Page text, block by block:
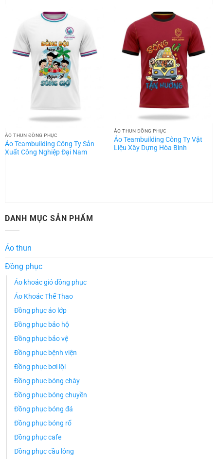
ÁO THUN ĐỒNG PHỤC
Áo Teambuilding Công Ty Sản
Xuất Công Nghiệp Đại Nam
ÁO THUN ĐỒNG PHỤC
Áo Teambuilding Công Ty Vật
Liệu Xây Dựng Hòa Bình
DANH MỤC SẢN PHẨM
Áo thun
Đồng phục
Áo khoác gió đồng phục
Áo Khoác Thể Thao
Đồng phục áo lớp
Đồng phục bảo hộ
Đồng phục bảo vệ
Đồng phục bệnh viện
Đồng phục bơi lội
Đồng phục bóng chày
Đồng phục bóng chuyền
Đồng phục bóng đá
Đồng phục bóng rổ
Đồng phục cafe
Đồng phục cầu lông